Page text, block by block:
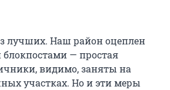
лучших. Наш район оцеплен
— простая
видимо, заняты на
участках. Но и эти меры